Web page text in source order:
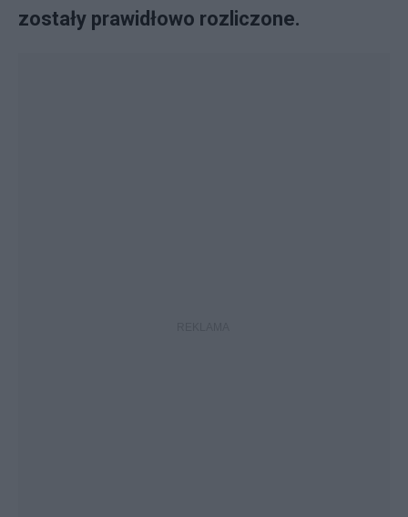
zostały prawidłowo rozliczone.